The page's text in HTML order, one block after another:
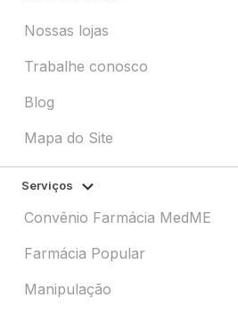
Nossas lojas
Trabalhe conosco
Blog
Mapa do Site
Serviços
Convênio Farmácia MedME
Farmácia Popular
Manipulação